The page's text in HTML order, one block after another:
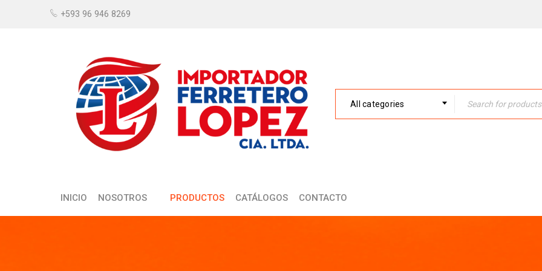
+593 96 946 8269
All categories
INICIO NOSOTROS PRODUCTOS CATÁLOGOS CONTACTO